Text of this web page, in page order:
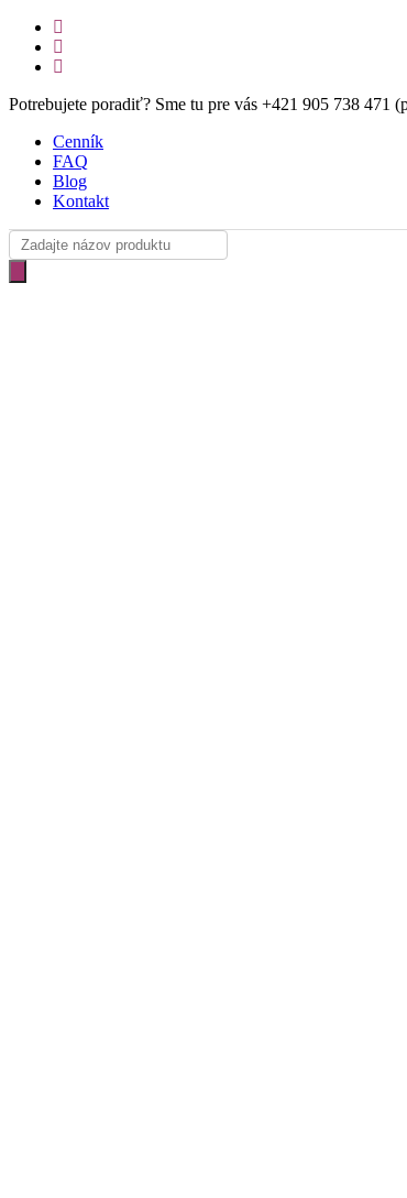
Skip
main
facebook
instagram
email
Potrebujete poradiť? Sme tu pre vás +421 905 738 471
Cenník
FAQ
Blog
Kontakt
Products
search